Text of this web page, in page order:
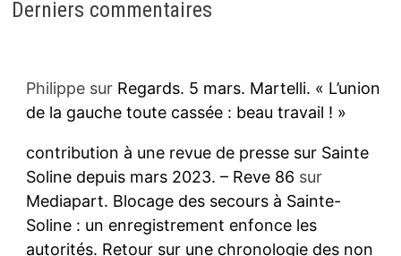
Derniers commentaires
Philippesur Regards. 5 mars. Martelli. « L’union
de la gauche toute cassée : beau travail ! »
contribution à une revue de presse sur Sainte
Soline depuis mars 2023. – Reve 86 sur
Mediapart. Blocage des secours à Sainte-
Soline : un enregistrement enfonce les
autorités. Retour sur une chronologie des non